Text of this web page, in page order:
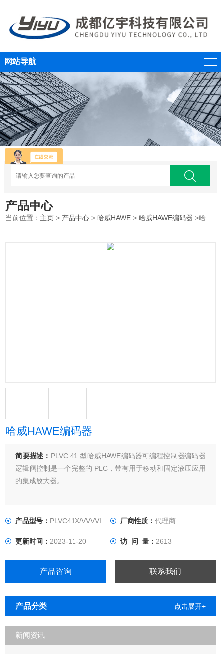
网站导航
产品中心
当前位置： 主页 > 产品中心 >哈威HAWE >哈威HAWE编码器 >哈威HAWE编码器
哈威HAWE编码器
简要描述： PLVC 41 型哈威HAWE编码器可编程控制器编码器
逻辑阀控制是一个完整的 PLC，带有用于移动和固定液压应用
的集成放大器。
产品型号： PLVC41X/VVVVIPWM/VVVVVVV 厂商性质： 代理商
更新时间：2023-11-20 访 问 量： 2613
产品咨询 联系我们
产品分类 点击展开+
新闻资讯